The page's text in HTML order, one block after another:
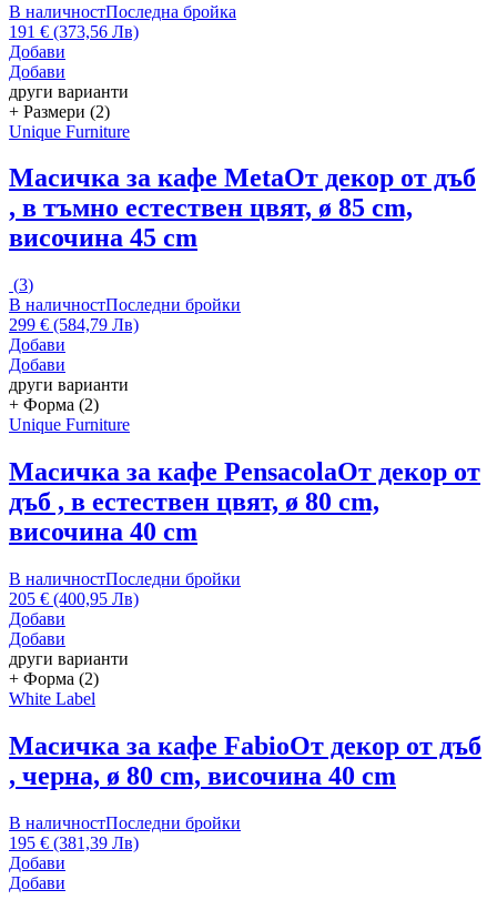
В наличностПоследна бройка
191 € (373,56 Лв)
Добави
Добави
други варианти
+ Размери (2)
Unique Furniture
Масичка за кафе MetaОт декор от дъб
, в тъмно естествен цвят, ø 85 cm,
височина 45 cm
(3)
В наличностПоследни бройки
299 € (584,79 Лв)
Добави
Добави
други варианти
+ Форма (2)
Unique Furniture
Масичка за кафе PensacolaОт декор от
дъб , в естествен цвят, ø 80 cm,
височина 40 cm
В наличностПоследни бройки
205 € (400,95 Лв)
Добави
Добави
други варианти
+ Форма (2)
White Label
Масичка за кафе FabioОт декор от дъб
, черна, ø 80 cm, височина 40 cm
В наличностПоследни бройки
195 € (381,39 Лв)
Добави
Добави